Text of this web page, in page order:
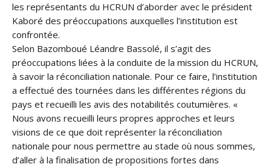
les représentants du HCRUN d’aborder avec le président
Kaboré des préoccupations auxquelles l’institution est
confrontée.
Selon Bazomboué Léandre Bassolé, il s’agit des
préoccupations liées à la conduite de la mission du HCRUN,
à savoir la réconciliation nationale. Pour ce faire, l’institution
a effectué des tournées dans les différentes régions du
pays et recueilli les avis des notabilités coutumières. «
Nous avons recueilli leurs propres approches et leurs
visions de ce que doit représenter la réconciliation
nationale pour nous permettre au stade où nous sommes,
d’aller à la finalisation de propositions fortes dans